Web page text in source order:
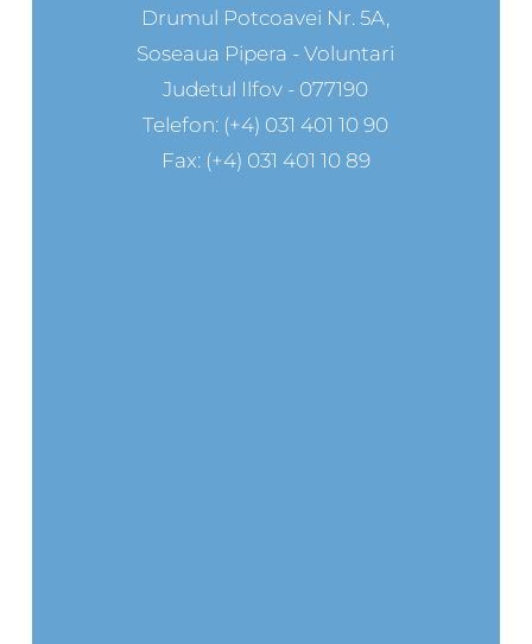
Drumul Potcoavei Nr. 5A,
Soseaua Pipera - Voluntari
Judetul Ilfov - 077190
Telefon: (+4) 031 401 10 90
Fax: (+4) 031 401 10 89